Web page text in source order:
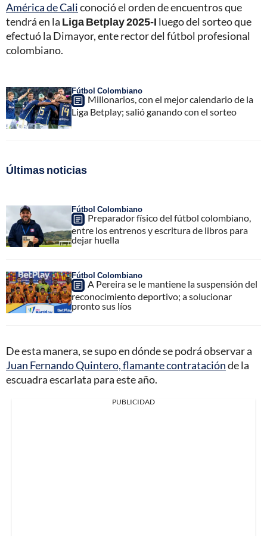
América de Caliconoció el orden de encuentros que
tendrá en la Liga Betplay 2025-I luego del sorteo que
efectuó la Dimayor, ente rector del fútbol profesional
colombiano.
Fútbol Colombiano
Millonarios, con el mejor calendario de la
Liga Betplay; salió ganando con el sorteo
Últimas noticias
Fútbol Colombiano
Preparador físico del fútbol colombiano,
entre los entrenos y escritura de libros para
dejar huella
Fútbol Colombiano
A Pereira se le mantiene la suspensión del
reconocimiento deportivo; a solucionar
pronto sus líos
De esta manera, se supo en dónde se podrá observar a
Juan Fernando Quintero, flamante contrataciónde la
escuadra escarlata para este año.
PUBLICIDAD